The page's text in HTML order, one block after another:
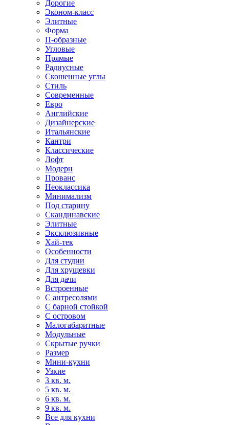
Дорогие
Эконом-класс
Элитные
Форма
П-образные
Угловые
Прямые
Радиусные
Скошенные углы
Стиль
Современные
Евро
Английские
Дизайнерские
Итальянские
Кантри
Классические
Лофт
Модерн
Прованс
Неоклассика
Минимализм
Под старину
Скандинавские
Элитные
Эксклюзивные
Хай-тек
Особенности
Для студии
Для хрущевки
Для дачи
Встроенные
С антресолями
С барной стойкой
С островом
Малогабаритные
Модульные
Скрытые ручки
Размер
Мини-кухни
Узкие
3 кв. м.
5 кв. м.
6 кв. м.
9 кв. м.
Все для кухни